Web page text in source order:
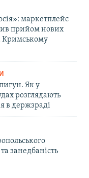
маркетплейс
прийом нових
Кримському
Як у
розглядають
в держзраді
занедбаність